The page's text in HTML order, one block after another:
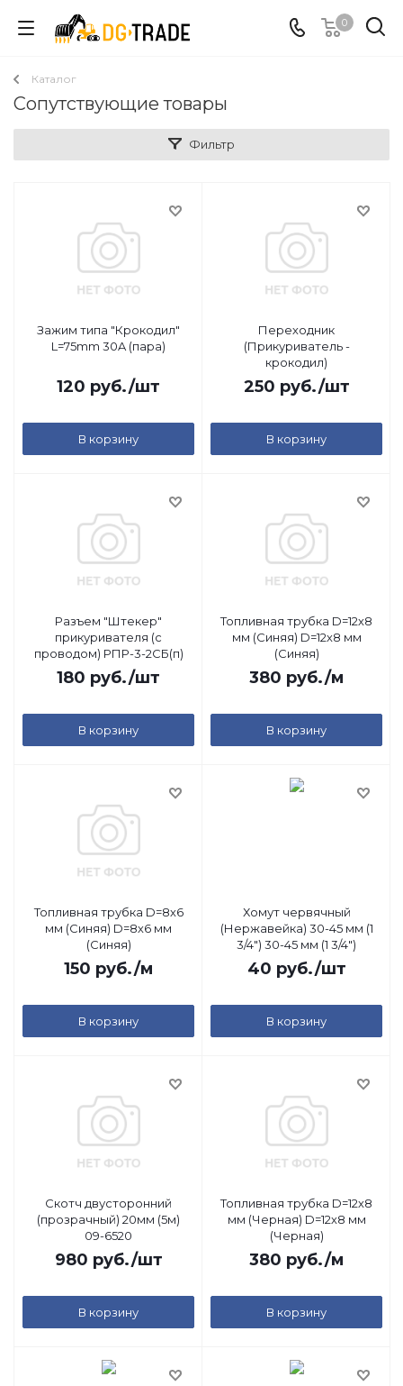
0
Каталог
Сопутствующие товары
Фильтр
Зажим типа "Крокодил"
L=75mm 30A (пара)
120 руб./шт
В корзину
Переходник
(Прикуриватель -
крокодил)
250 руб./шт
В корзину
Разъем "Штекер"
прикуривателя (с
проводом) РПР-3-2СБ(п)
180 руб./шт
В корзину
Топливная трубка D=12х8
мм (Синяя) D=12х8 мм
(Синяя)
380 руб./м
В корзину
Топливная трубка D=8х6
мм (Синяя) D=8х6 мм
(Синяя)
150 руб./м
В корзину
Хомут червячный
(Нержавейка) 30-45 мм (1
3/4") 30-45 мм (1 3/4")
40 руб./шт
В корзину
Скотч двусторонний
(прозрачный) 20мм (5м)
09-6520
980 руб./шт
В корзину
Топливная трубка D=12х8
мм (Черная) D=12х8 мм
(Черная)
380 руб./м
В корзину